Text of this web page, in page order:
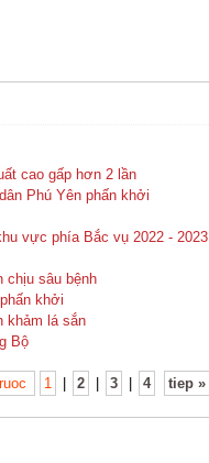
cao gấp hơn 2 lần
Phú Yên phấn khởi
vực phía Bắc vụ 2022 - 2023
chịu sâu bệnh
khởi
khảm lá sắn
Bộ
1 2 3 4 tiep »